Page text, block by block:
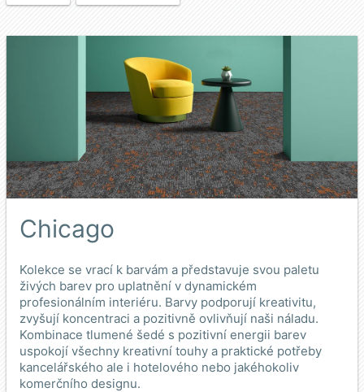
Chicago
Kolekce se vrací k barvám a představuje svou paletu
živých barev pro uplatnění v dynamickém
profesionálním interiéru. Barvy podporují kreativitu,
zvyšují koncentraci a pozitivně ovlivňují naši náladu.
Kombinace tlumené šedé s pozitivní energii barev
uspokojí všechny kreativní touhy a praktické potřeby
kancelářského ale i hotelového nebo jakéhokoliv
komerčního designu.